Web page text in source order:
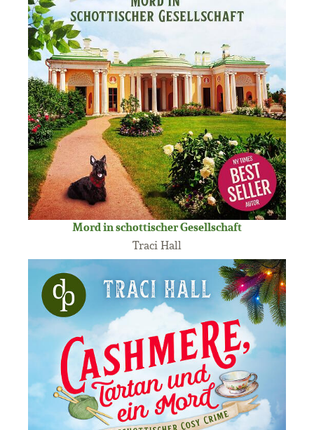
Mord in schottischer Gesellschaft
Traci Hall